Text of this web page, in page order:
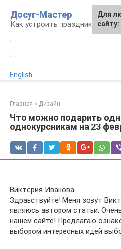
контенту
Досуг-Мастер
Как устроить праздник
English
Главная » Дизайн
Что можно подарить
однокурсникам на 23
Виктория Иванова
Здравствуйте! Меня зовут
являюсь автором статьи.
нашем сайте! Предлагаю
выбором интересных идей
Для
Для